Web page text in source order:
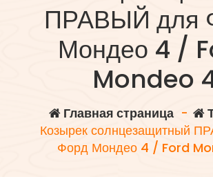
ПРАВЫЙ для
Мондео 4 /
Mondeo
Главная страница-
Козырек солнцезащитный
Форд Мондео 4 / Ford